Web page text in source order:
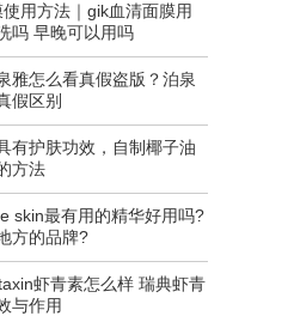
用方法｜gik血清面膜用
吗 早晚可以用吗
雅怎么看真假盗版？泊泉
假区别
有护肤功效，自制椰子油
方法
skin最有用的精华好用吗?
方的品牌?
虾青素怎么样 瑞典虾青
与作用